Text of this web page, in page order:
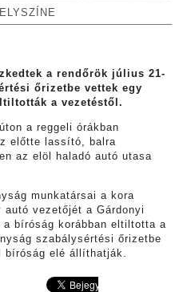
a rendőrök július 21-
őrizetbe vettek egy
a vezetéstől.
a reggeli órákban
előtte lassító, balra
az elöl haladó autó utasa
munkatársai a kora
vezetőjét a Gárdonyi
bíróság korábban eltiltotta a
szabálysértési őrizetbe
bíróság elé állíthatják.